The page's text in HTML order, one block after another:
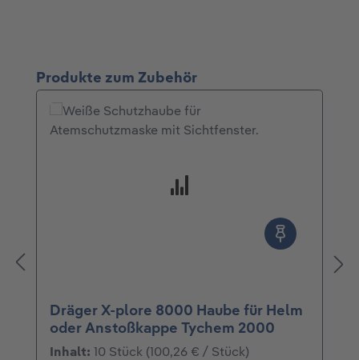
Produktgalerie überspringen
Produkte zum Zubehör
Dräger X-plore 8000 Haube für Helm
oder Anstoßkappe Tychem 2000
Inhalt: 10 Stück (100,26 € / Stück)